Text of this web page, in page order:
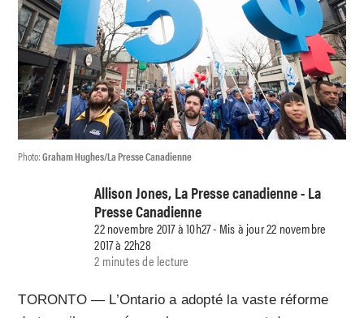
Photo:Graham Hughes/La Presse Canadienne
Allison Jones, La Presse canadienne - La
Presse Canadienne
22 novembre 2017 à 10h27 - Mis à jour 22 novembre
2017 à 22h28
2 minutes de lecture
TORONTO — L’Ontario a adopté la vaste réforme